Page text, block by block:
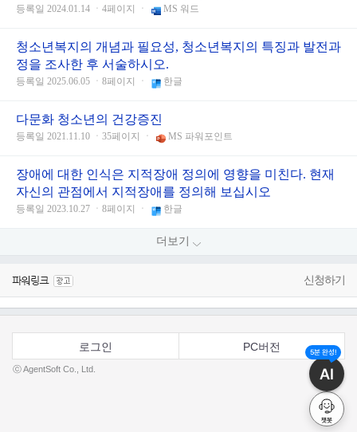
등록일 2024.01.14 ㆍ4페이지 ㆍ MS 워드
청소년복지의 개념과 필요성, 청소년복지의 특징과 발전과
정을 조사한 후 서술하시오.
등록일 2025.06.05 ㆍ8페이지 ㆍ 한글
다문화 청소년의 건강증진
등록일 2021.11.10 ㆍ35페이지 ㆍ MS 파워포인트
장애에 대한 인식은 지적장애 정의에 영향을 미친다. 현재
자신의 관점에서 지적장애를 정의해 보십시오
등록일 2023.10.27 ㆍ8페이지 ㆍ 한글
더보기
신청하기
로그인 PC버전
ⓒ AgentSoft Co., Ltd.
5분 완성!
AI
챗봇